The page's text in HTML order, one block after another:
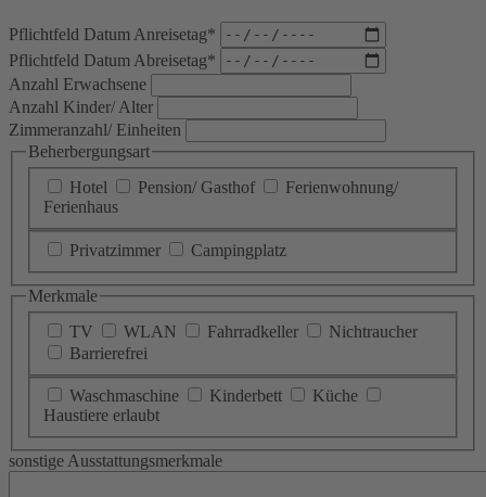
Pflichtfeld Datum Anreisetag*
Pflichtfeld Datum Abreisetag*
Anzahl Erwachsene
Anzahl Kinder/ Alter
Zimmeranzahl/ Einheiten
Beherbergungsart
Hotel
Pension/ Gasthof
Ferienwohnung/
Ferienhaus
Privatzimmer Campingplatz
Merkmale
TV
WLAN Fahrradkeller
Nichtraucher
Barrierefrei
Waschmaschine Kinderbett
Küche
Haustiere erlaubt
sonstige Ausstattungsmerkmale